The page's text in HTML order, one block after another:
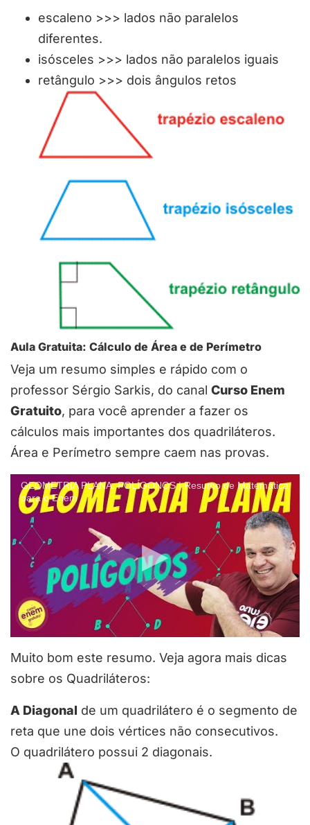
escaleno >>> lados não paralelos
diferentes.
isósceles >>> lados não paralelos iguais
retângulo >>> dois ângulos retos
Aula Gratuita: Cálculo de Área e de Perímetro
Veja um resumo simples e rápido com o
professor Sérgio Sarkis, do canal Curso Enem
Gratuito, para você aprender a fazer os
cálculos mais importantes dos quadriláteros.
Área e Perímetro sempre caem nas provas.
GEOMETRIA PLANA: POLÍGONOS | Resumo de Matemática
para o Enem
Muito bom este resumo. Veja agora mais dicas
sobre os Quadriláteros:
A Diagonal de um quadrilátero é o segmento de
reta que une dois vértices não consecutivos.
O quadrilátero possui 2 diagonais.